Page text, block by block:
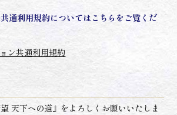
通利用規約についてはこちらをご覧くだ
ン共通利用規約
天下への道』をよろしくお願いいたしま